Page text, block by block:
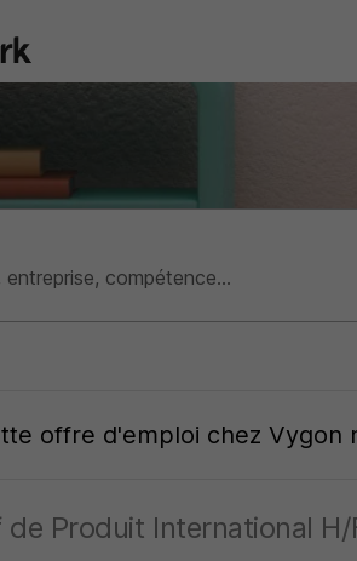
offre d'emploi chez Vygon
de Produit International H/